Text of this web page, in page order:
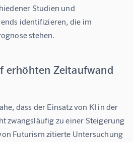
Studien und
identifizieren, die im
stehen.
erhöhten Zeitaufwand
dass der Einsatz von KI in der
zwangsläufig zu einer Steigerung
Futurism zitierte Untersuchung